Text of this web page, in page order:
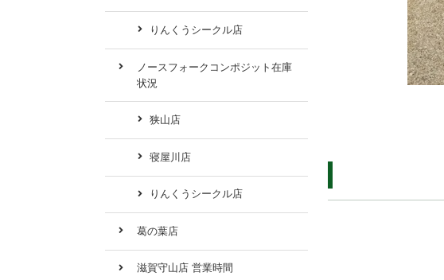
りんくうシークル店
ノースフォークコンポジット在庫
状況
狭山店
寝屋川店
りんくうシークル店
葛の葉店
滋賀守山店 営業時間